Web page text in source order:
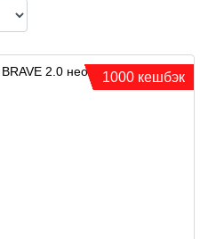
1000 кешбэк